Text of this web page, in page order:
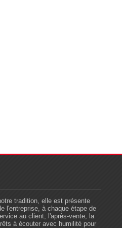
tradition, elle est présente
l'entreprise, à chaque étape de
au client, l'après-vente, la
à écouter avec humilité pour